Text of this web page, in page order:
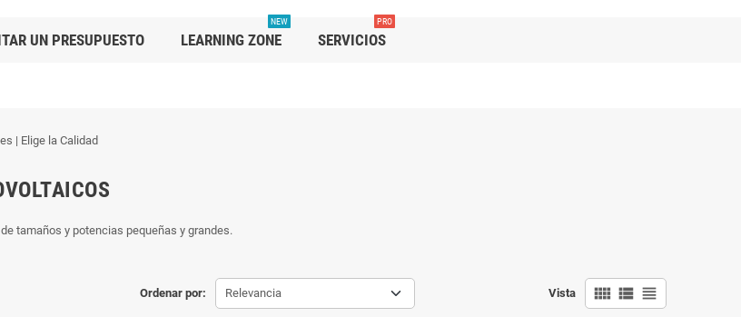
UN PRESUPUESTO LEARNING ZONE
NEW
SERVICIOS
PRO
tamaños y potencias pequeñas y grandes.
Ordenar por: Relevancia Vista view_comfy view_list view_headline